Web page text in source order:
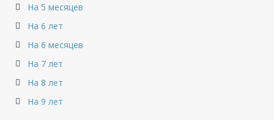
На 5 месяцев
На 6 лет
На 6 месяцев
На 7 лет
На 8 лет
На 9 лет